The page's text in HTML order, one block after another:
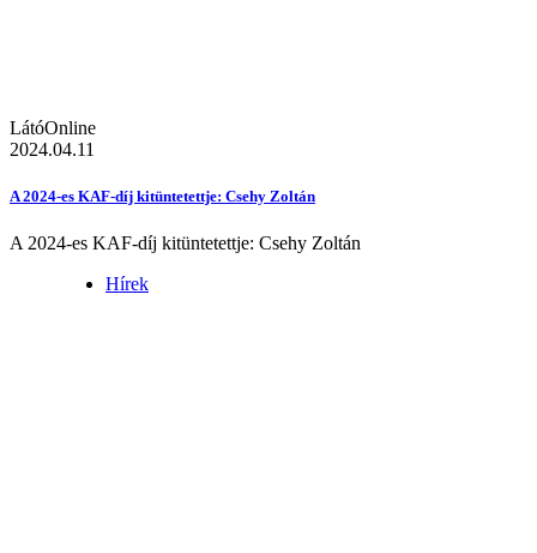
LátóOnline
2024.04.11
A 2024-es KAF-díj kitüntetettje: Csehy Zoltán
A 2024-es KAF-díj kitüntetettje: Csehy Zoltán
Hírek